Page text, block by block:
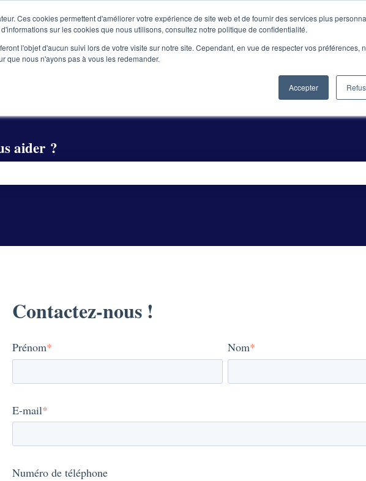
Ces cookies permettent d'améliorer votre expérience de site web et de fournir des services plus
sur les cookies que nous utilisons, consultez notre politique de confidentialité.
l'objet d'aucun suivi lors de votre visite sur notre site. Cependant, en vue de respecter vos préférences,
que nous n'ayons pas à vous les redemander.
Accepter
Accueil Produits Tarification Blog
aider ?
Contactez-nous !
Prénom* Nom*
E-mail*
Numéro de téléphone